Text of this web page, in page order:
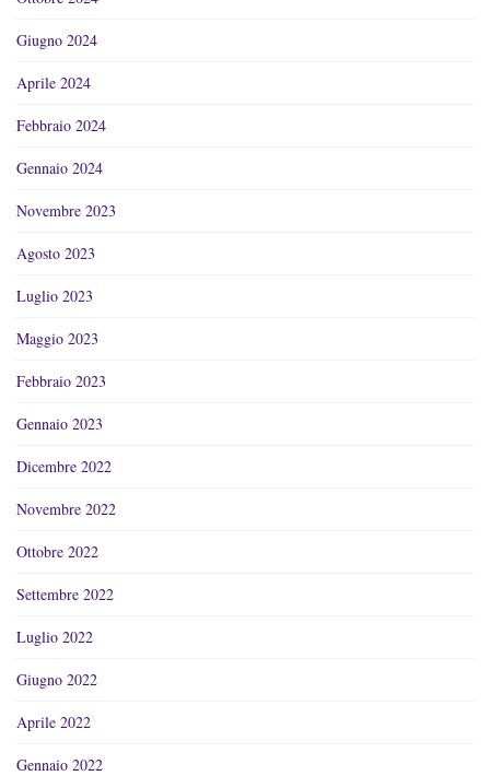
Giugno 2024
Aprile 2024
Febbraio 2024
Gennaio 2024
Novembre 2023
Agosto 2023
Luglio 2023
Maggio 2023
Febbraio 2023
Gennaio 2023
Dicembre 2022
Novembre 2022
Ottobre 2022
Settembre 2022
Luglio 2022
Giugno 2022
Aprile 2022
Gennaio 2022